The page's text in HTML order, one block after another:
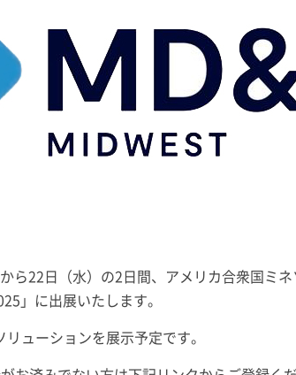
ら22日（水）の2日間、アメリカ合衆国ミ
」に出展いたします。
ューションを展示予定です。